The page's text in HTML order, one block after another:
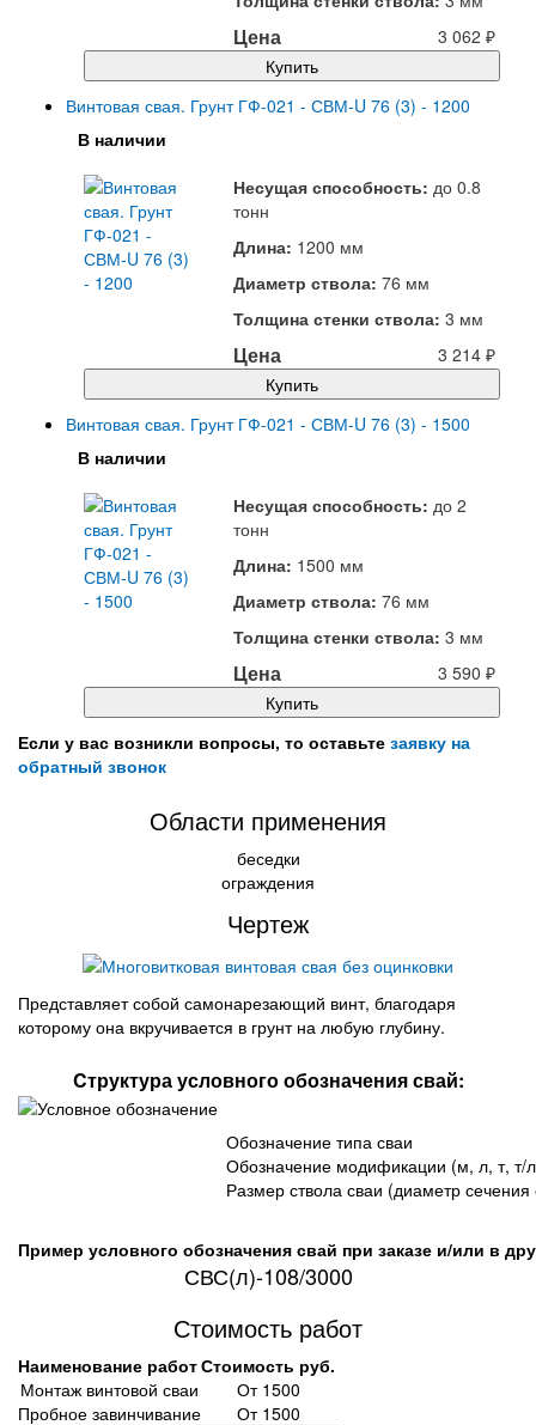
Цена 3 062₽
Купить
Винтовая свая. Грунт ГФ-021 - СВМ-U 76 (3) - 1200
В наличии
Несущая способность: до 0.8
тонн
Длина: 1200 мм
Диаметр ствола: 76 мм
Толщина стенки ствола: 3 мм
Цена 3 214₽
Купить
Винтовая свая. Грунт ГФ-021 - СВМ-U 76 (3) - 1500
В наличии
Несущая способность: до 2
тонн
Длина: 1500 мм
Диаметр ствола: 76 мм
Толщина стенки ствола: 3 мм
Цена 3 590₽
Купить
Если у вас возникли вопросы, то оставьте заявку на
обратный звонок
Области применения
беседки
ограждения
Чертеж
Представляет собой самонарезающий винт, благодаря
которому она вкручивается в грунт на любую глубину.
Cтруктура условного обозначения свай:
Обозначение типа сваи
Обозначение модификации (м, л, т, т/
Размер ствола сваи (диаметр
Пример условного обозначения свай при заказе и/или в
СВС(л)-108/3000
Стоимость работ
Наименование работСтоимость руб.
Монтаж винтовой сваи
От 1500
Пробное завинчивание
От 1500